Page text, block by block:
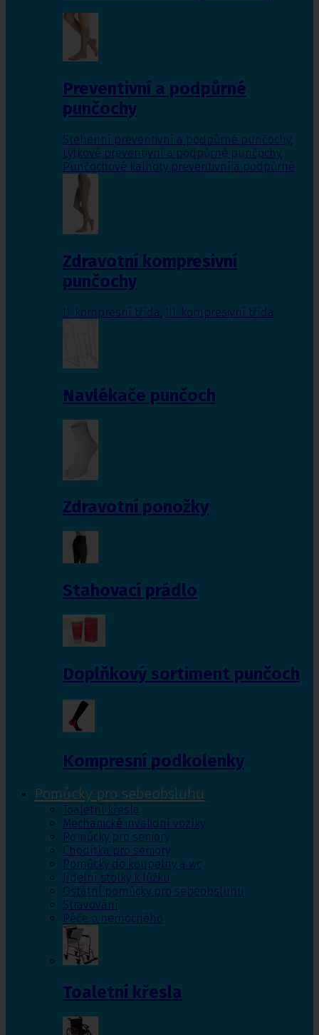
Preventivní a podpůrné
punčochy
Stehenní preventivní a podpůrné punčochy,
Lýtkové preventivní a podpůrné punčochy,
Punčochové kalhoty preventivní a podpůrné
Zdravotní kompresivní
punčochy
II. kompresní třída III. kompresivní třída
Navlékače punčoch
Zdravotní ponožky
Stahovací prádlo
Doplňkový sortiment punčoch
Kompresní podkolenky
Pomůcky pro sebeobsluhu
Toaletní křesla
Mechanické invalidní vozíky
Pomůcky pro seniory
Chodítka pro seniory
Pomůcky do koupelny a wc
Jídelní stolky k lůžku
Ostatní pomůcky pro sebeobsluhu
Stravování
Péče o nemocného
Toaletní křesla